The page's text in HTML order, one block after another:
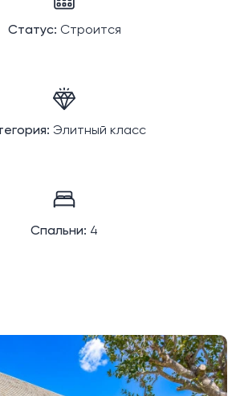
Статус: Строится
Элитный класс
Спальни: 4